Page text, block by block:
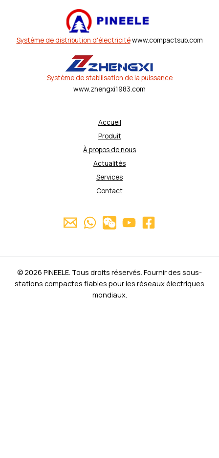
Système de distribution d'électricitéwww.compactsub.com
Système de stabilisation de la puissance
www.zhengxi1983.com
Accueil
Produit
À propos de nous
Actualités
Services
Contact
© 2026 PINEELE. Tous droits réservés. Fournir des sous-
stations compactes fiables pour les réseaux électriques
mondiaux.